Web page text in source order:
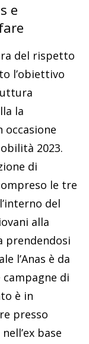
e
del rispetto
l’obiettivo
la
occasione
2023.
di
le tre
del
alla
prendendosi
l’Anas è da
di
è in
presso
base